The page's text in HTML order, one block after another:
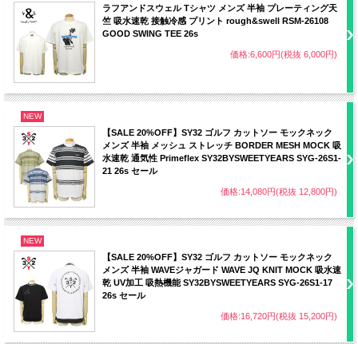
ラフアンドスウェル Tシャツ メンズ 半袖 プレーティング天
竺 吸水速乾 接触冷感 プリント rough&swell RSM-26108
GOOD SWING TEE 26s
価格:6,600円(税抜 6,000円)
NEW
【SALE 20%OFF】SY32 ゴルフ カットソー モックネック
メンズ 半袖 メッシュ ストレッチ BORDER MESH MOCK 吸
水速乾 通気性 Primeflex SY32BYSWEETYEARS SYG-26S1-
21 26s セール
価格:14,080円(税抜 12,800円)
NEW
【SALE 20%OFF】SY32 ゴルフ カットソー モックネック
メンズ 半袖 WAVEジャガード WAVE JQ KNIT MOCK 吸水速
乾 UV加工 吸熱機能 SY32BYSWEETYEARS SYG-26S1-17
26s セール
価格:16,720円(税抜 15,200円)